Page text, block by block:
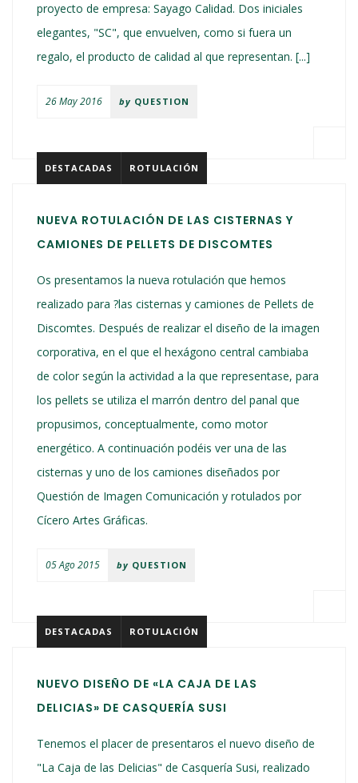
proyecto de empresa: Sayago Calidad. Dos iniciales
elegantes, "SC", que envuelven, como si fuera un
regalo, el producto de calidad al que representan. [...]
26 May 2016 by QUESTION
DESTACADAS ROTULACIÓN
NUEVA ROTULACIÓN DE LAS CISTERNAS Y
CAMIONES DE PELLETS DE DISCOMTES
Os presentamos la nueva rotulación que hemos
realizado para ?las cisternas y camiones de Pellets de
Discomtes. Después de realizar el diseño de la imagen
corporativa, en el que el hexágono central cambiaba
de color según la actividad a la que representase, para
los pellets se utiliza el marrón dentro del panal que
propusimos, conceptualmente, como motor
energético. A continuación podéis ver una de las
cisternas y uno de los camiones diseñados por
Questión de Imagen Comunicación y rotulados por
Cícero Artes Gráficas.
05 Ago 2015 by QUESTION
DESTACADAS ROTULACIÓN
NUEVO DISEÑO DE «LA CAJA DE LAS
DELICIAS» DE CASQUERÍA SUSI
Tenemos el placer de presentaros el nuevo diseño de
"La Caja de las Delicias" de Casquería Susi, realizado